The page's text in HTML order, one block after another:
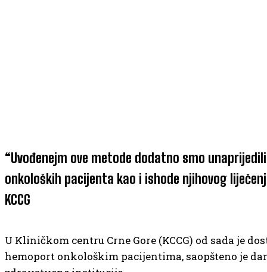
“Uvođenejm ove metode dodatno smo
onkoloških pacijenta kao i ishode njihovog
KCCG
U Kliničkom centru Crne Gore (KCCG) od sada je
hemoport onkološkim pacijentima, saopšteno je